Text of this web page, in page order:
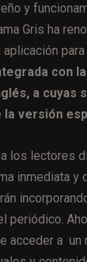
y
Gris ha
con
a cuyas
versión
los lectores
inmediata y
periódico.
acceder a un